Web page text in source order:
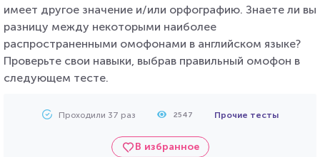
имеет другое значение и/или орфографию. Знаете ли вы
разницу между некоторыми наиболее
распространенными омофонами в английском языке?
Проверьте свои навыки, выбрав правильный омофон в
следующем тесте.
Проходили 37 раз 2547 Прочие тесты
В избранное